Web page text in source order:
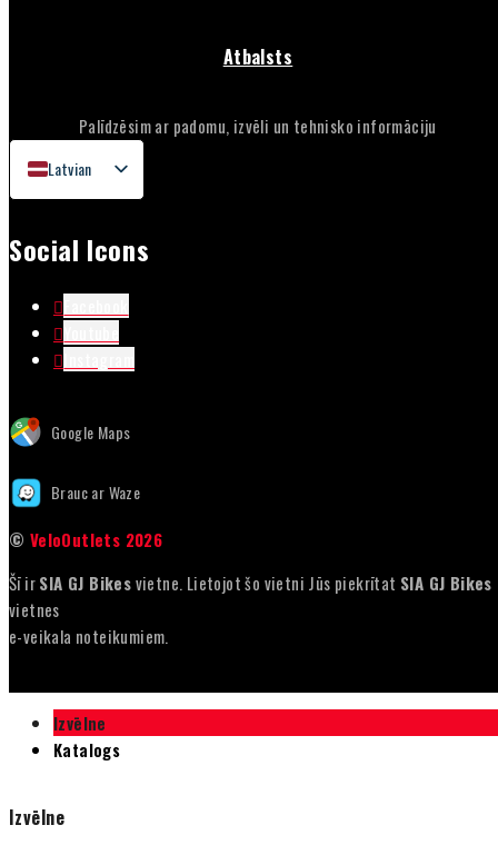
Atbalsts
Palīdzēsim ar padomu, izvēli un tehnisko informāciju
Latvian
English
Lithuanian
Social Icons
Google Maps
Brauc ar Waze
© VeloOutlets 2026
Šī irSIA GJ Bikesvietne. Lietojot šo vietni Jūs piekrītat SIA GJ Bikes
vietnes
e-veikala noteikumiem.
Izvēlne
Katalogs
Izvēlne